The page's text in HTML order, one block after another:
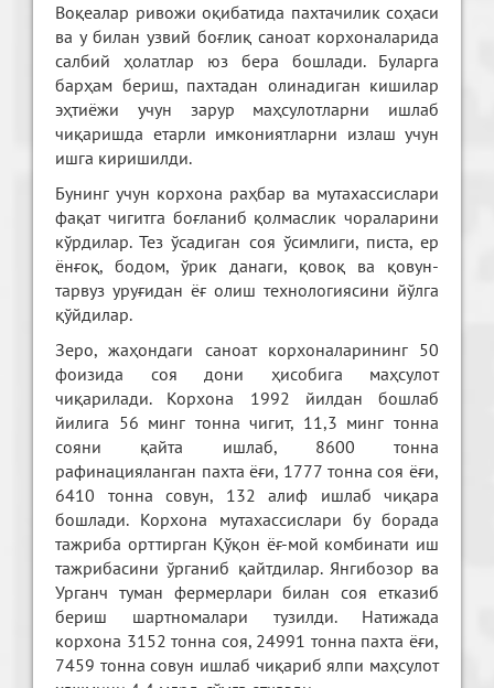
Воқеалар ривожи оқибатида пахтачилик соҳаси
ва у билан узвий боғлиқ саноат корхоналарида
салбий ҳолатлар юз бера бошлади. Буларга
барҳам бериш, пахтадан олинадиган кишилар
эҳтиёжи учун зарур маҳсулотларни ишлаб
чиқаришда етарли имкониятларни излаш учун
ишга киришилди.
Бунинг учун корхона раҳбар ва мутахассислари
фақат чигитга боғланиб қолмаслик чораларини
кўрдилар. Тез ўсадиган соя ўсимлиги, писта, ер
ёнғоқ, бодом, ўрик данаги, қовоқ ва қовун-
тарвуз уруғидан ёғ олиш технологиясини йўлга
қўйдилар.
Зеро, жаҳондаги саноат корхоналарининг 50
фоизида соя дони ҳисобига маҳсулот
чиқарилади. Корхона 1992 йилдан бошлаб
йилига 56 минг тонна чигит, 11,3 минг тонна
сояни қайта ишлаб, 8600 тонна
рафинацияланган пахта ёғи, 1777 тонна соя ёғи,
6410 тонна совун, 132 алиф ишлаб чиқара
бошлади. Корхона мутахассислари бу борада
тажриба орттирган Қўқон ёғ-мой комбинати иш
тажрибасини ўрганиб қайтдилар. Янгибозор ва
Урганч туман фермерлари билан соя етказиб
бериш шартномалари тузилди. Натижада
корхона 3152 тонна соя, 24991 тонна пахта ёғи,
7459 тонна совун ишлаб чиқариб ялпи маҳсулот